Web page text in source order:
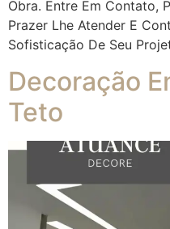
Obra. Entre Em Contato,
Prazer Lhe Atender E
Sofisticação De Seu
Decoração
Teto